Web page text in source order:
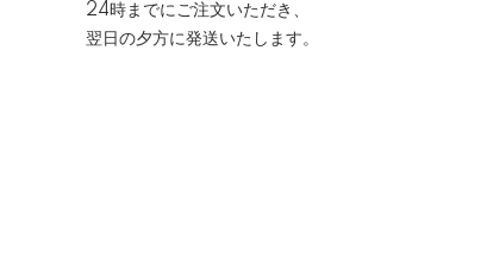
24時までにご注文いただき、
翌日の夕方に発送いたします。